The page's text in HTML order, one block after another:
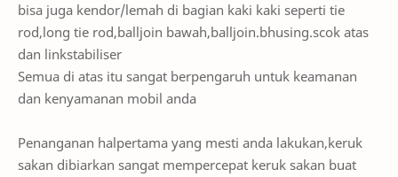
bisa juga kendor/lemah di bagian kaki kaki seperti tie
rod,long tie rod,balljoin bawah,balljoin.bhusing.scok atas
dan linkstabiliser
Semua di atas itu sangat berpengaruh untuk keamanan
dan kenyamanan mobil anda
Penanganan halpertama yang mesti anda lakukan,keruk
sakan dibiarkan sangat mempercepat keruk sakan buat